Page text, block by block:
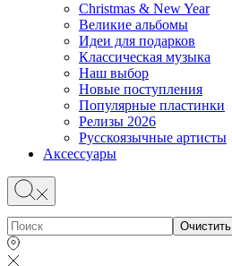
Christmas & New Year
Великие альбомы
Идеи для подарков
Классическая музыка
Наш выбор
Новые поступления
Популярные пластинки
Релизы 2026
Русскоязычные артисты
Аксессуары
Очистить